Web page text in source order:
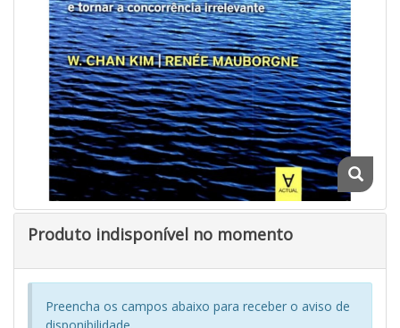
Produto indisponível no momento
Preencha os campos abaixo para receber o aviso de